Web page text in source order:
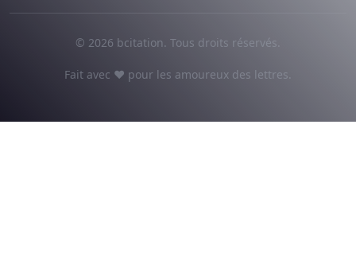
© 2026 bcitation. Tous droits réservés.
Fait avec ♥ pour les amoureux des lettres.